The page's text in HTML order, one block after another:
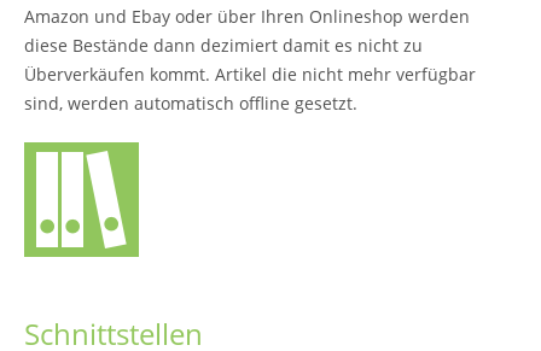
Amazon und Ebay oder über Ihren Onlineshop werden
diese Bestände dann dezimiert damit es nicht zu
Überverkäufen kommt. Artikel die nicht mehr verfügbar
sind, werden automatisch offline gesetzt.
Schnittstellen